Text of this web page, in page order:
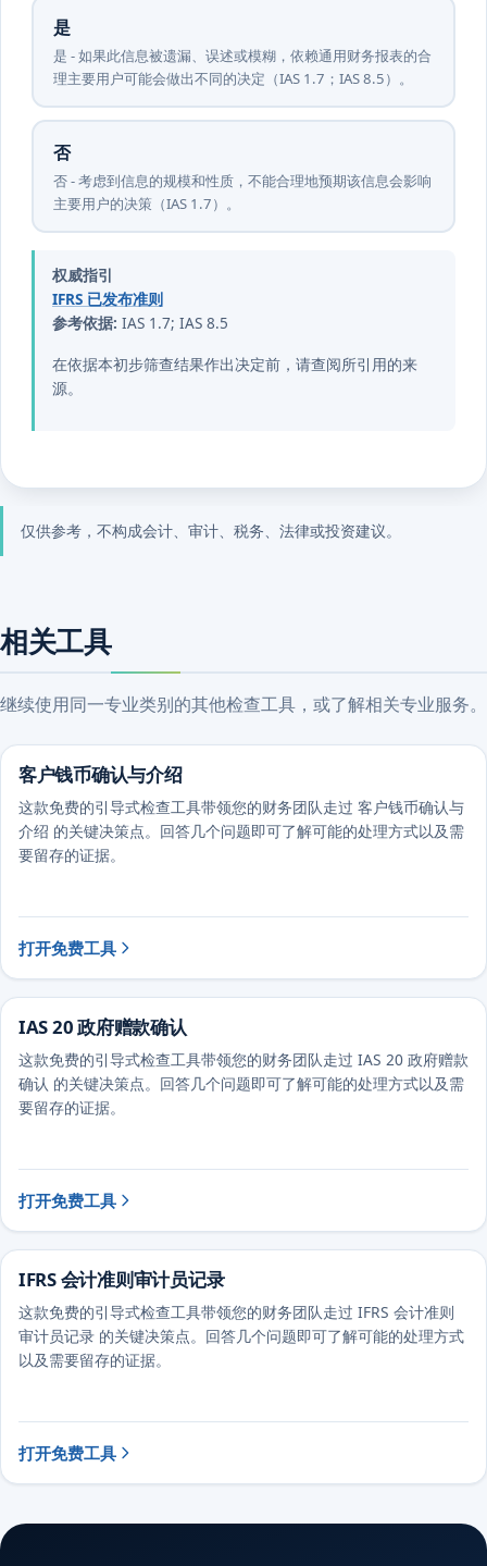
是
是 - 如果此信息被遗漏、误述或模糊，依赖通用财务报表的合
理主要用户可能会做出不同的决定（IAS 1.7；IAS 8.5）。
否
否 - 考虑到信息的规模和性质，不能合理地预期该信息会影响
主要用户的决策（IAS 1.7）。
权威指引
IFRS 已发布准则
参考依据: IAS 1.7; IAS 8.5
在依据本初步筛查结果作出决定前，请查阅所引用的来
源。
仅供参考，不构成会计、审计、税务、法律或投资建议。
相关工具
继续使用同一专业类别的其他检查工具，或了解相关专业服务。
客户钱币确认与介绍
这款免费的引导式检查工具带领您的财务团队走过 客户钱币确认与
介绍 的关键决策点。回答几个问题即可了解可能的处理方式以及需
要留存的证据。
打开免费工具
IAS 20 政府赠款确认
这款免费的引导式检查工具带领您的财务团队走过 IAS 20 政府赠款
确认 的关键决策点。回答几个问题即可了解可能的处理方式以及需
要留存的证据。
打开免费工具
IFRS 会计准则审计员记录
这款免费的引导式检查工具带领您的财务团队走过 IFRS 会计准则
审计员记录 的关键决策点。回答几个问题即可了解可能的处理方式
以及需要留存的证据。
打开免费工具